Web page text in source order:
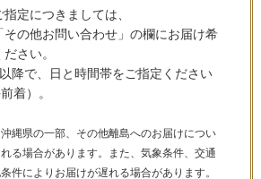
定につきましては、
その他お問い合わせ」の欄にお届け希
さい。
降で、日と時間帯をご指定ください
着）。
県の一部、その他離島へのお届けについ
る場合があります。また、気象条件、交通
件によりお届けが遅れる場合があります。